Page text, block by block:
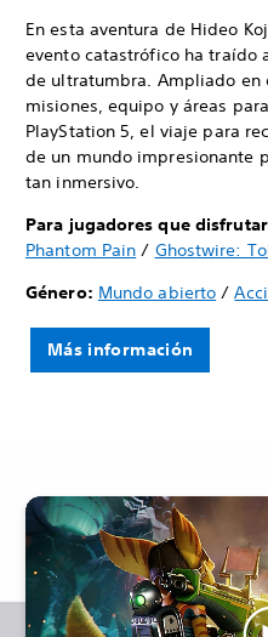
En esta aventura de Hideo
evento catastrófico ha traído
de ultratumbra. Ampliado en
misiones, equipo y áreas
PlayStation 5, el viaje para
de un mundo impresionante
tan inmersivo.
Para jugadores que
Phantom Pain / Ghostwire:
Género: Mundo abierto /
Más información